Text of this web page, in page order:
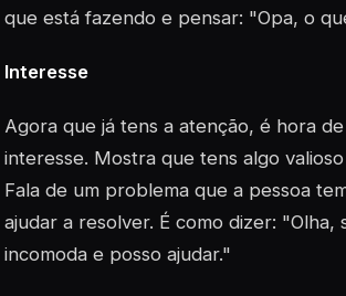
que está fazendo e pensar: "Opa, o
Interesse
Agora que já tens a atenção, é hora
interesse. Mostra que tens algo
Fala de um problema que a pessoa
ajudar a resolver. É como dizer: "Olha,
incomoda e posso ajudar."